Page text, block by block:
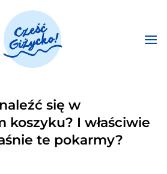
się w
koszyku? I właściwie
te pokarmy?